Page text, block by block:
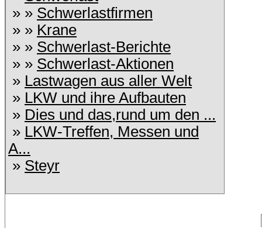
» » Schwerlastfirmen
» » Krane
» » Schwerlast-Berichte
» » Schwerlast-Aktionen
» Lastwagen aus aller Welt
» LKW und ihre Aufbauten
» Dies und das,rund um den ...
» LKW-Treffen, Messen und
A...
» Steyr